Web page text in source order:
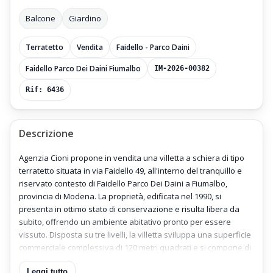
Balcone Giardino
Terratetto Vendita Faidello - Parco Daini
Faidello Parco Dei Daini Fiumalbo IM-2026-00382
Rif: 6436
Descrizione
Agenzia Cioni propone in vendita una villetta a schiera di tipo
terratetto situata in via Faidello 49, all'interno del tranquillo e
riservato contesto di Faidello Parco Dei Daini a Fiumalbo,
provincia di Modena. La proprietà, edificata nel 1990, si
presenta in ottimo stato di conservazione e risulta libera da
subito, offrendo un ambiente abitativo pronto per essere
vissuto. Disposta su tre livelli, la villetta sviluppa una superficie
commerciale complessiva di 120 metri quadrati e si compone di
cinque vani funzionali, inclusi tre ampie camere da letto e due